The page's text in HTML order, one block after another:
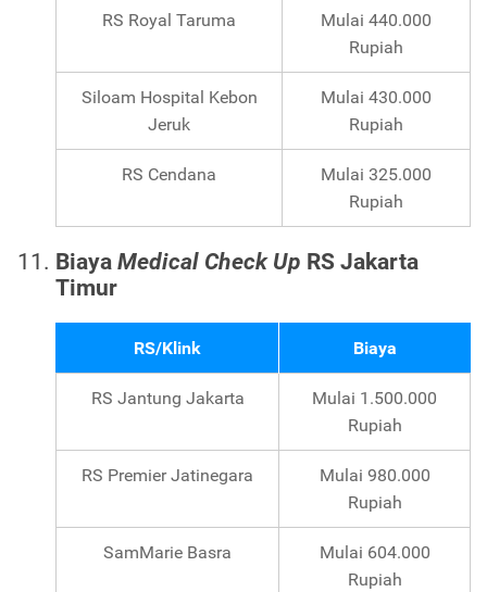
RS Royal Taruma
Mulai 440.000
Rupiah
Siloam Hospital Kebon
Jeruk
Mulai 430.000
Rupiah
RS Cendana
Mulai 325.000
Rupiah
Biaya Medical Check Up RS Jakarta
Timur
RS/Klink Biaya
RS Jantung Jakarta
Mulai 1.500.000
Rupiah
RS Premier Jatinegara
Mulai 980.000
Rupiah
SamMarie Basra
Mulai 604.000
Rupiah